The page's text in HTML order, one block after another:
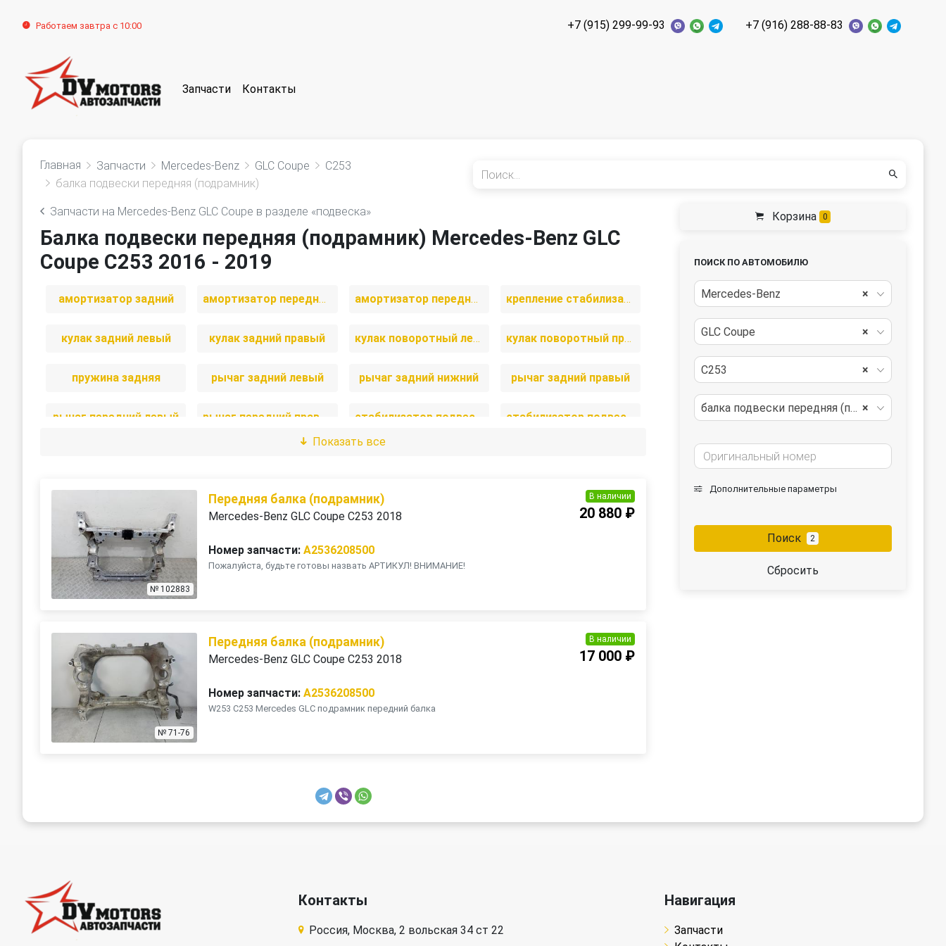
Работаем завтра с 10:00 +7 (915) 299-99-93 +7 (916) 288-88-83
Запчасти Контакты
Главная Запчасти Mercedes-Benz GLC Coupe
C253
балка подвески передняя (подрамник)
Запчасти на Mercedes-Benz GLC Coupe в разделе «подвеска»
Балка подвески передняя (подрамник) Mercedes-Benz GLC
Coupe C253 2016 - 2019
амортизатор задний амортизатор передний левый амортизатор передний правый крепление стабилизатора / втулки стабилизатора
кулак задний левый кулак задний правый кулак поворотный левый кулак поворотный правый
пружина задняя рычаг задний левый рычаг задний нижний рычаг задний правый
рычаг передний левый стабилизатор подвески задний
стабилизатор подвески передний
Показать все
№ 102883
Передняя балка (подрамник)
Mercedes-Benz GLC Coupe C253 2018
Номер запчасти: A2536208500
Пожалуйста, будьте готовы назвать АРТИКУЛ! ВНИМАНИЕ!
В наличии
20 880 ₽
№ 71-76
Передняя балка (подрамник)
Mercedes-Benz GLC Coupe C253 2018
Номер запчасти: A2536208500
W253 C253 Mercedes GLC подрамник передний балка
В наличии
17 000 ₽
Корзина 0
ПОИСК ПО АВТОМОБИЛЮ
×
Mercedes-Benz
×
GLC Coupe
×
C253
×
балка подвески передняя (подрамник)
Дополнительные параметры
Поиск 2
Сбросить
Контакты
Россия, Москва, 2 вольская 34 ст 22
Навигация
Запчасти